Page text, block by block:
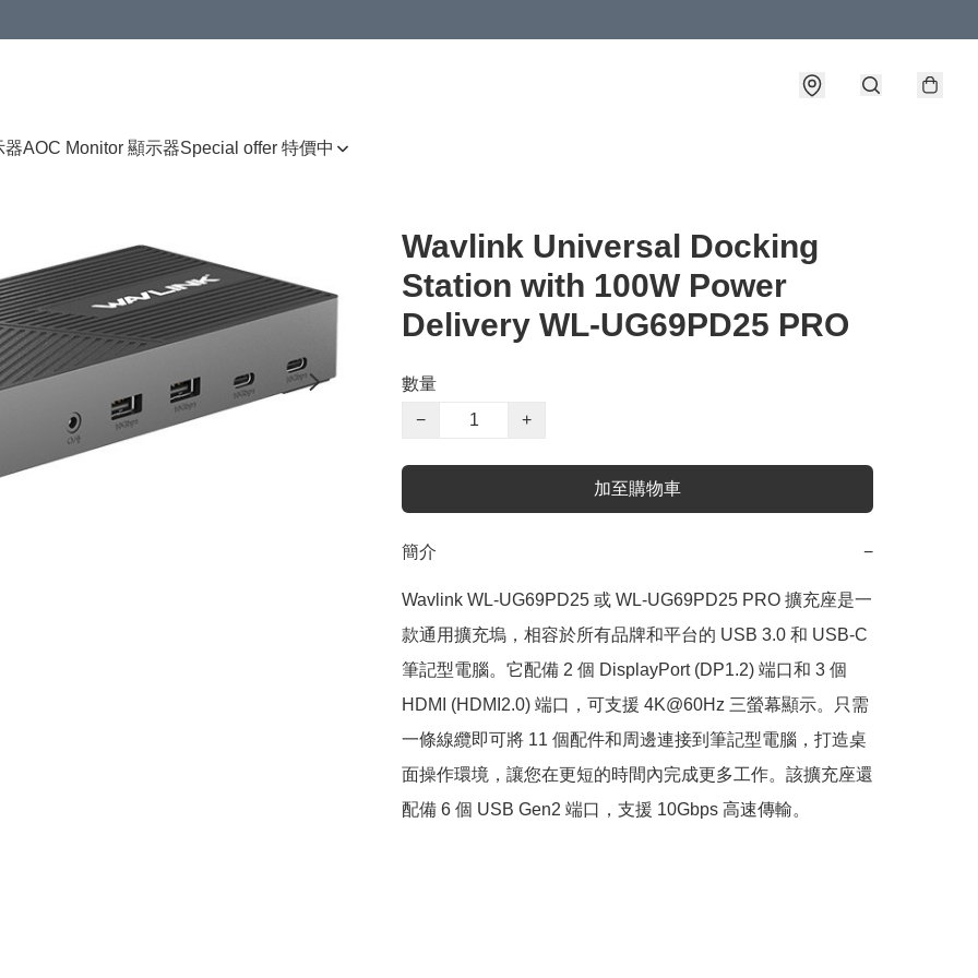
器AOC Monitor 顯示器Special offer 特價中
Wavlink Universal Docking
Station with 100W Power
Delivery WL-UG69PD25 PRO
數量
−
+
加至購物車
簡介 −
Wavlink WL-UG69PD25 或 WL-UG69PD25 PRO 擴充座是一
款通用擴充塢，相容於所有品牌和平台的 USB 3.0 和 USB-C
筆記型電腦。它配備 2 個 DisplayPort (DP1.2) 端口和 3 個
HDMI (HDMI2.0) 端口，可支援 4K@60Hz 三螢幕顯示。只需
一條線纜即可將 11 個配件和周邊連接到筆記型電腦，打造桌
面操作環境，讓您在更短的時間內完成更多工作。該擴充座還
配備 6 個 USB Gen2 端口，支援 10Gbps 高速傳輸。